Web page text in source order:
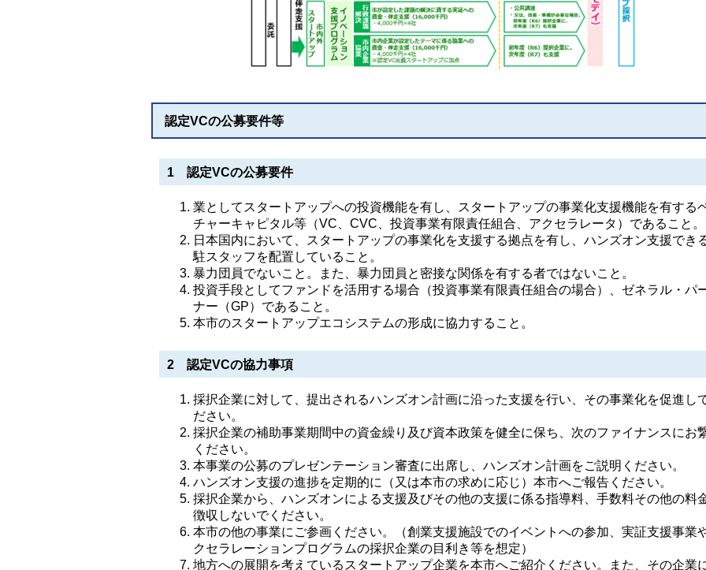
認定VCの公募要件等
1 認定VCの公募要件
業としてスタートアップへの投資機能を有し、スタートアップの事業化支援機能を有する
チャーキャピタル等（VC、CVC、投資事業有限責任組合、アクセラレータ）であること。
日本国内において、スタートアップの事業化を支援する拠点を有し、ハンズオン支援でき
駐スタッフを配置していること。
暴力団員でないこと。また、暴力団員と密接な関係を有する者ではないこと。
投資手段としてファンドを活用する場合（投資事業有限責任組合の場合）、ゼネラル・パ
ナー（GP）であること。
本市のスタートアップエコシステムの形成に協力すること。
2 認定VCの協力事項
採択企業に対して、提出されるハンズオン計画に沿った支援を行い、その事業化を促進し
ださい。
採択企業の補助事業期間中の資金繰り及び資本政策を健全に保ち、次のファイナンスにお
ください。
本事業の公募のプレゼンテーション審査に出席し、ハンズオン計画をご説明ください。
ハンズオン支援の進捗を定期的に（又は本市の求めに応じ）本市へご報告ください。
採択企業から、ハンズオンによる支援及びその他の支援に係る指導料、手数料その他の料
徴収しないでください。
本市の他の事業にご参画ください。（創業支援施設でのイベントへの参加、実証支援事業
クセラレーションプログラムの採択企業の目利き等を想定）
地方への展開を考えているスタートアップ企業を本市へご紹介ください。また、その企業